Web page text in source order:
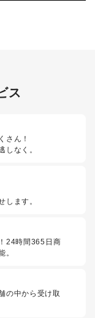
ス
さん！
しなく。
します。
24時間365日商
。
の中から受け取